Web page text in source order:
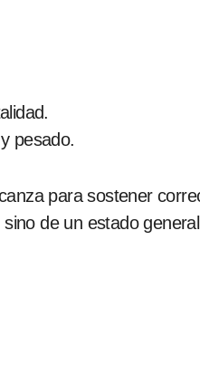
pesado.
para sostener
de un estado